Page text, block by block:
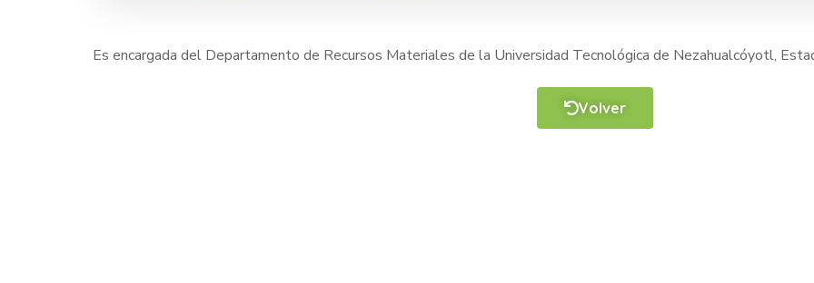
Es encargada del Departamento de Recursos Materiales de la Universidad Tecnológica de Nezahualcóyotl,
Volver